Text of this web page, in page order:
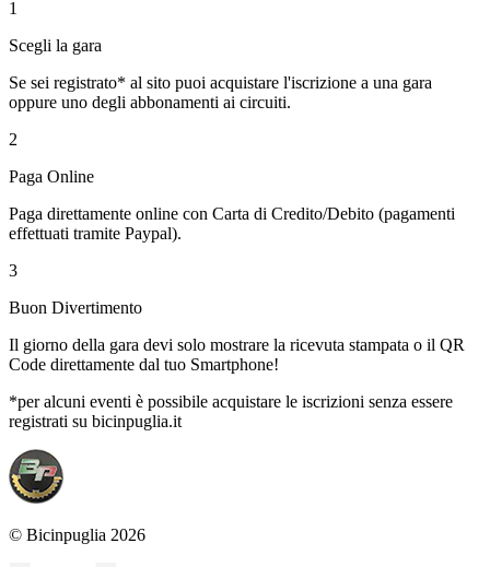
1
Scegli la gara
Se sei registrato* al sito puoi acquistare l'iscrizione a una gara
oppure uno degli abbonamenti ai circuiti.
2
Paga Online
Paga direttamente online con Carta di Credito/Debito (pagamenti
effettuati tramite Paypal).
3
Buon Divertimento
Il giorno della gara devi solo mostrare la ricevuta stampata o il QR
Code direttamente dal tuo Smartphone!
*per alcuni eventi è possibile acquistare le iscrizioni senza essere
registrati su bicinpuglia.it
© Bicinpuglia 2026